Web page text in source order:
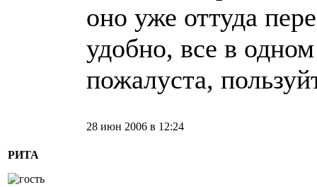
оно уже оттуда
удобно, все в
пожалуста,
РИТА
28 июн 2006 в 12:24